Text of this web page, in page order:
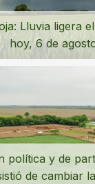
Lluvia ligera
hoy, 6 de
política y de
de cambiar